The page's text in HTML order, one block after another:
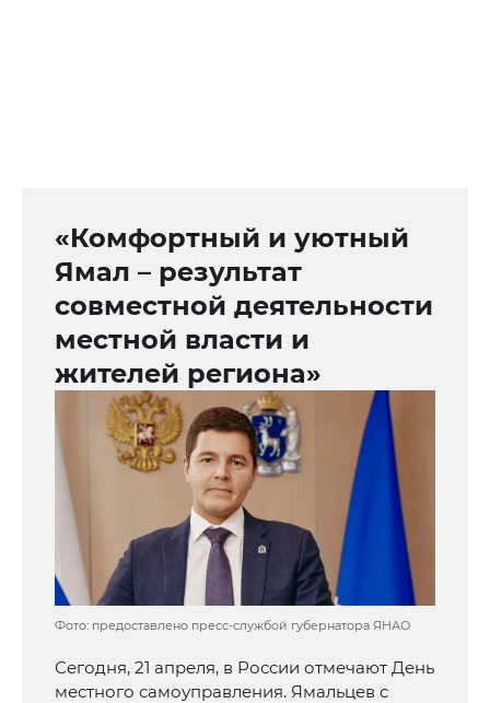
«Комфортный и уютный
Ямал – результат
совместной деятельности
местной власти и
жителей региона»
Фото: предоставлено пресс-службой губернатора ЯНАО
Сегодня, 21 апреля, в России отмечают День
местного самоуправления. Ямальцев с